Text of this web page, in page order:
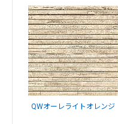
QWオーレライトオレンジ